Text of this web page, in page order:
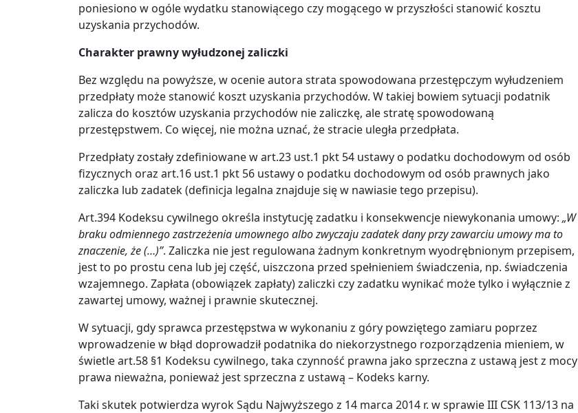
poniesiono w ogóle wydatku stanowiącego czy mogącego w przyszłości stanowić kosztu
uzyskania przychodów.
Charakter prawny wyłudzonej zaliczki
Bez względu na powyższe, w ocenie autora strata spowodowana przestępczym wyłudzeniem
przedpłaty może stanowić koszt uzyskania przychodów. W takiej bowiem sytuacji podatnik
zalicza do kosztów uzyskania przychodów nie zaliczkę, ale stratę spowodowaną
przestępstwem. Co więcej, nie można uznać, że stracie uległa przedpłata.
Przedpłaty zostały zdefiniowane w art.23 ust.1 pkt 54 ustawy o podatku dochodowym od osób
fizycznych oraz art.16 ust.1 pkt 56 ustawy o podatku dochodowym od osób prawnych jako
zaliczka lub zadatek (definicja legalna znajduje się w nawiasie tego przepisu).
Art.394 Kodeksu cywilnego określa instytucję zadatku i konsekwencje niewykonania umowy: „W
braku odmiennego zastrzeżenia umownego albo zwyczaju zadatek dany przy zawarciu umowy ma to
znaczenie, że (…)”. Zaliczka nie jest regulowana żadnym konkretnym wyodrębnionym przepisem,
jest to po prostu cena lub jej część, uiszczona przed spełnieniem świadczenia, np. świadczenia
wzajemnego. Zapłata (obowiązek zapłaty) zaliczki czy zadatku wynikać może tylko i wyłącznie z
zawartej umowy, ważnej i prawnie skutecznej.
W sytuacji, gdy sprawca przestępstwa w wykonaniu z góry powziętego zamiaru poprzez
wprowadzenie w błąd doprowadził podatnika do niekorzystnego rozporządzenia mieniem, w
świetle art.58 §1 Kodeksu cywilnego, taka czynność prawna jako sprzeczna z ustawą jest z mocy
prawa nieważna, ponieważ jest sprzeczna z ustawą – Kodeks karny.
Taki skutek potwierdza wyrok Sądu Najwyższego z 14 marca 2014 r. w sprawie III CSK 113/13 na